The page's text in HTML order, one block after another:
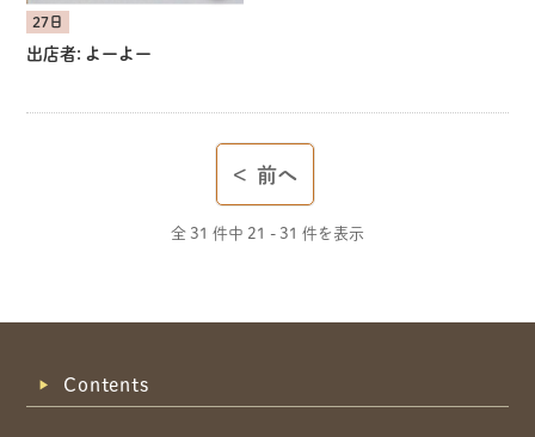
27日
出店者: よーよー
< 前へ
全 31 件中 21 - 31 件を表示
Contents